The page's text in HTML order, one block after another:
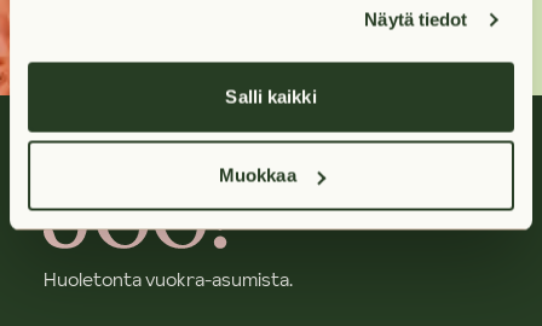
Näytä tiedot
Salli kaikki
Muokkaa
Huoletonta vuokra-asumista.